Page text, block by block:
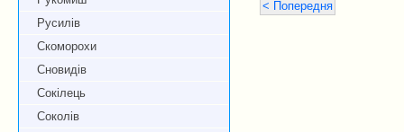
Русилів
Скоморохи
Сновидів
Сокілець
Соколів
< Попередня